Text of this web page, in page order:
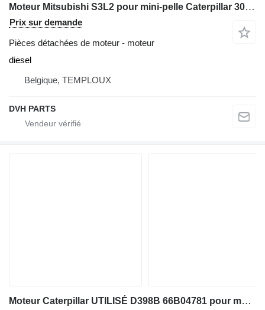
Moteur Mitsubishi S3L2 pour mini-pelle Caterpillar 303CR -302.5, S3L2
Prix sur demande
Pièces détachées de moteur - moteur
diesel
Belgique, TEMPLOUX
DVH PARTS
Moteur Caterpillar UTILISÉ D398B 66B04781 pour matériel de TP